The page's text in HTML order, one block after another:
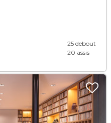
25 debout
20 assis